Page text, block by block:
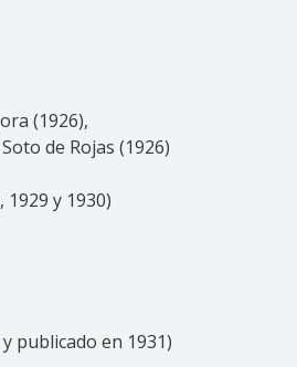
(1926),
de Rojas (1926)
y 1930)
publicado en 1931)